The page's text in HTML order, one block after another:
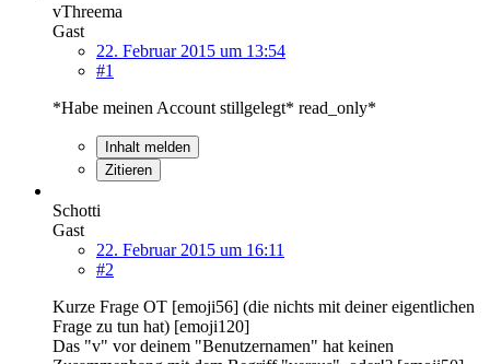
vThreema
Gast
22. Februar 2015 um 13:54
#1
*Habe meinen Account stillgelegt* read_only*
Inhalt melden
Zitieren
Schotti
Gast
22. Februar 2015 um 16:11
#2
Kurze Frage OT [emoji56] (die nichts mit deiner eigentlichen
Frage zu tun hat) [emoji120]
Das "v" vor deinem "Benutzernamen" hat keinen